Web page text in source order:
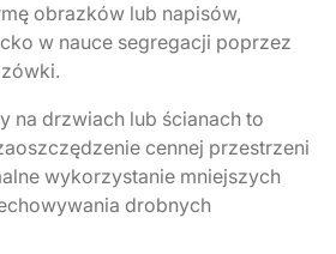
obrazków lub napisów,
w nauce segregacji poprzez
na drzwiach lub ścianach to
cennej przestrzeni
wykorzystanie mniejszych
drobnych